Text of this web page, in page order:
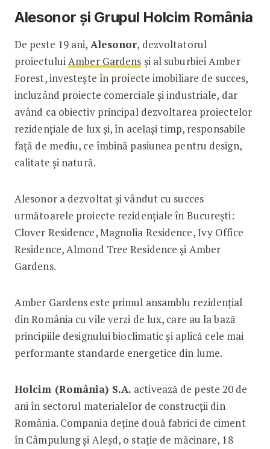
Alesonor și Grupul Holcim România
De peste 19 ani, Alesonor, dezvoltatorul
proiectuluiAmber Gardens și al suburbiei Amber
Forest, investește în proiecte imobiliare de succes,
incluzând proiecte comerciale şi industriale, dar
având ca obiectiv principal dezvoltarea proiectelor
rezidenţiale de lux și, în același timp, responsabile
față de mediu, ce îmbină pasiunea pentru design,
calitate și natură.
Alesonor a dezvoltat și vândut cu succes
următoarele proiecte rezidenţiale în București:
Clover Residence, Magnolia Residence, Ivy Office
Residence, Almond Tree Residence și Amber
Gardens.
Amber Gardens este primul ansamblu rezidențial
din România cu vile verzi de lux, care au la bază
principiile designului bioclimatic și aplică cele mai
performante standarde energetice din lume.
Holcim (România) S.A. activează de peste 20 de
ani în sectorul materialelor de construcții din
România. Compania deţine două fabrici de ciment
în Câmpulung şi Aleșd, o staţie de măcinare, 18